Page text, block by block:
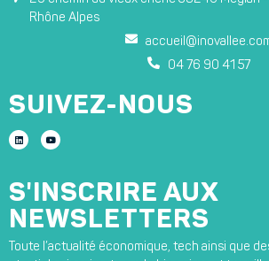
Rhône Alpes
04 76 90 41 57
SUIVEZ-NOUS
S'INSCRIRE AUX
NEWSLETTERS
Toute l’actualité économique, tech ainsi que